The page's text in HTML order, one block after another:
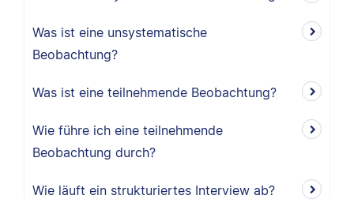
Was ist eine unsystematische
Beobachtung?
Was ist eine teilnehmende Beobachtung?
Wie führe ich eine teilnehmende
Beobachtung durch?
Wie läuft ein strukturiertes Interview ab?